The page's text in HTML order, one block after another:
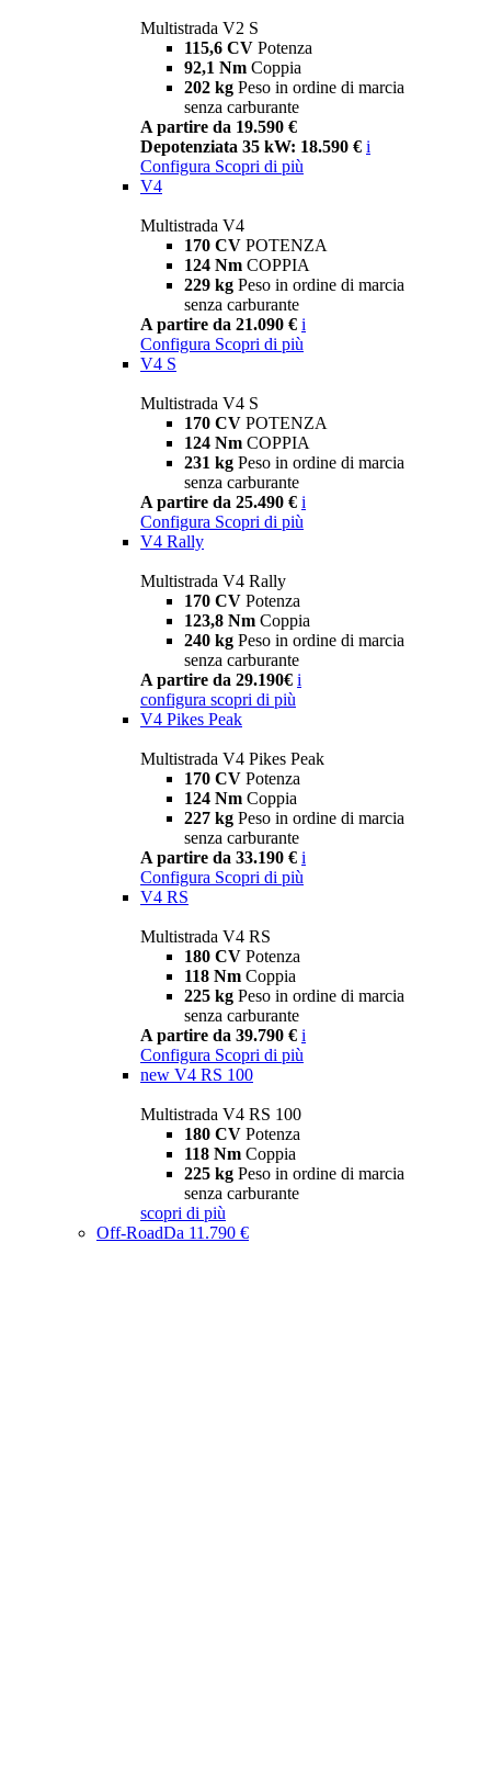
Multistrada V2 S
115,6 CV Potenza
92,1 Nm Coppia
202 kg Peso in ordine di marcia
senza carburante
A partire da 19.590 €
Depotenziata 35 kW: 18.590 € i
Configura Scopri di più
V4
Multistrada V4
170 CV POTENZA
124 Nm COPPIA
229 kg Peso in ordine di marcia
senza carburante
A partire da 21.090 € i
Configura Scopri di più
V4 S
Multistrada V4 S
170 CV POTENZA
124 Nm COPPIA
231 kg Peso in ordine di marcia
senza carburante
A partire da 25.490 € i
Configura Scopri di più
V4 Rally
Multistrada V4 Rally
170 CV Potenza
123,8 Nm Coppia
240 kg Peso in ordine di marcia
senza carburante
A partire da 29.190€ i
configura scopri di più
V4 Pikes Peak
Multistrada V4 Pikes Peak
170 CV Potenza
124 Nm Coppia
227 kg Peso in ordine di marcia
senza carburante
A partire da 33.190 € i
Configura Scopri di più
V4 RS
Multistrada V4 RS
180 CV Potenza
118 Nm Coppia
225 kg Peso in ordine di marcia
senza carburante
A partire da 39.790 € i
Configura Scopri di più
new V4 RS 100
Multistrada V4 RS 100
180 CV Potenza
118 Nm Coppia
225 kg Peso in ordine di marcia
senza carburante
scopri di più
Off-RoadDa 11.790 €